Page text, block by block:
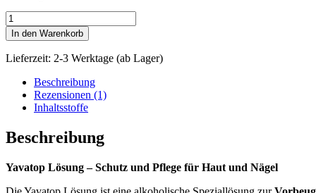
Yavatop
Lösung
zum
Schutz
Pilzbefall
Menge
In den Warenkorb
Lieferzeit: 2-3 Werktage (ab Lager)
Beschreibung
Rezensionen (1)
Inhaltsstoffe
Beschreibung
Yavatop Lösung – Schutz und Pflege für Haut und Nägel